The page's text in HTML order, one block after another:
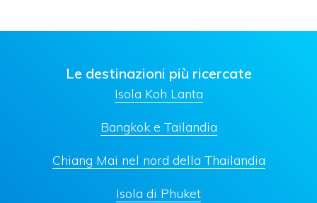
Le destinazioni più ricercate
Isola Koh Lanta
Bangkok e Tailandia
Chiang Mai nel nord della Thailandia
Isola di Phuket